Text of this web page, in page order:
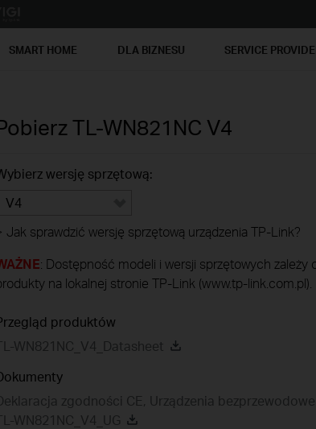
SMART HOME DLA BIZNESU SERVICE
TL-WN821NC V4
wersję sprzętową:
V4
Jak sprawdzić wersję sprzętową urządzenia TP-Link?
: Dostępność modeli i wersji sprzętowych
na lokalnej stronie TP-Link (www.tp-link.com.pl).
produktów
WN821NC_V4_Datasheet
zgodności CE, Urządzenia bezprzewodowe
WN821NC_V4_UG